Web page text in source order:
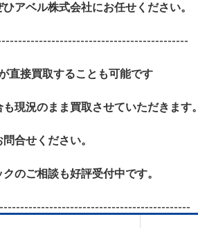
アベル株式会社にお任せください。
直接買取することも可能です
現況のまま買取させていただきます。
合せください。
のご相談も好評受付中です。